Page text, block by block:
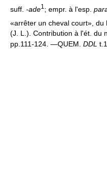
suff. -ade1 ; empr. à l'esp.
«arrêter un cheval court», du
(J. L.). Contribution à l'ét. du
pp.111-124. —QUEM. DDL